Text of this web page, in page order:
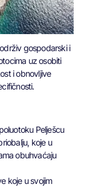
gospodarski i
uz osobiti
i obnovljive
Pelješcu
koje u
obuhvaćaju
koje u svojim